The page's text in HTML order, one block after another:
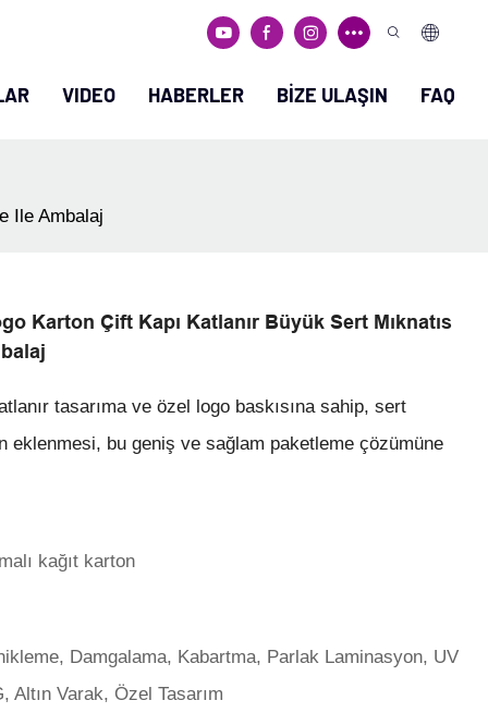
VIDEO HABERLER BIZE ULAŞIN FAQ
Ile Ambalaj
Karton Çift Kapı Katlanır Büyük Sert Mıknatıs
tasarıma ve özel logo baskısına sahip, sert
eklenmesi, bu geniş ve sağlam paketleme çözümüne
kağıt karton
Damgalama, Kabartma, Parlak Laminasyon, UV
Altın Varak, Özel Tasarım